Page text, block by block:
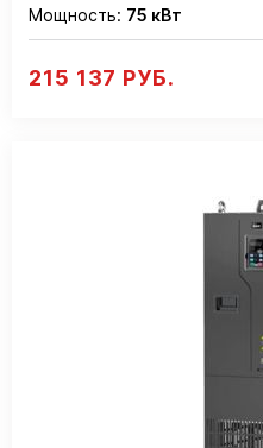
Мощность: 75 кВт
215 137 РУБ.